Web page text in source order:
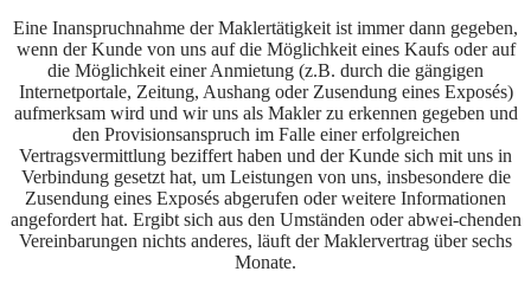
Eine Inanspruchnahme der Maklertätigkeit ist immer dann gegeben,
wenn der Kunde von uns auf die Möglichkeit eines Kaufs oder auf
die Möglichkeit einer Anmietung (z.B. durch die gängigen
Internetportale, Zeitung, Aushang oder Zusendung eines Exposés)
aufmerksam wird und wir uns als Makler zu erkennen gegeben und
den Provisionsanspruch im Falle einer erfolgreichen
Vertragsvermittlung beziffert haben und der Kunde sich mit uns in
Verbindung gesetzt hat, um Leistungen von uns, insbesondere die
Zusendung eines Exposés abgerufen oder weitere Informationen
angefordert hat. Ergibt sich aus den Umständen oder abwei-chenden
Vereinbarungen nichts anderes, läuft der Maklervertrag über sechs
Monate.